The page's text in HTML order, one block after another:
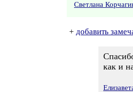
Светлана
+ добавить
как и